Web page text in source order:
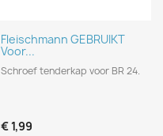
Fleischmann GEBRUIKT
Voor...
Schroef tenderkap voor BR 24.
€ 1,99